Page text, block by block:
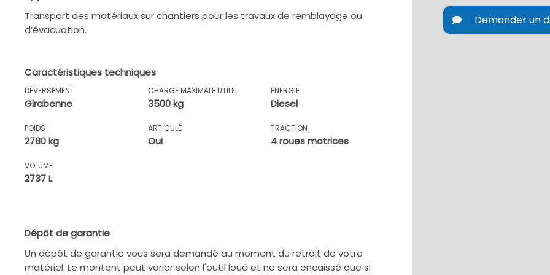
Transport des matériaux sur chantiers pour les travaux de remblayage ou
d’évacuation.
Caractéristiques techniques
DÉVERSEMENT
Girabenne
CHARGE MAXIMALE UTILE
3500 kg
ÉNERGIE
Diesel
POIDS
2780 kg
ARTICULÉ
Oui
TRACTION
4 roues motrices
VOLUME
2737 L
Dépôt de garantie
Un dépôt de garantie vous sera demandé au moment du retrait de votre
matériel. Le montant peut varier selon l'outil loué et ne sera encaissé que si
Demander un